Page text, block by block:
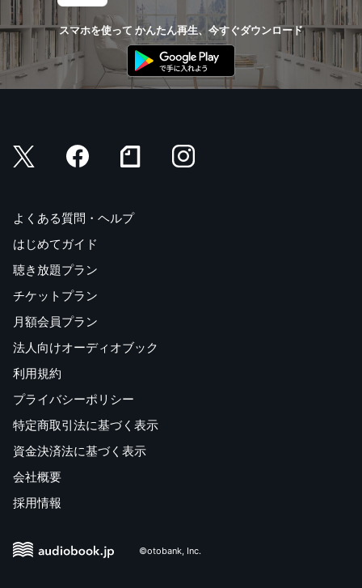
スマホを使って かんたん再生、今すぐダウンロード
よくある質問・ヘルプ
はじめてガイド
聴き放題プラン
チケットプラン
月額会員プラン
法人向けオーディオブック
利用規約
プライバシーポリシー
特定商取引法に基づく表示
資金決済法に基づく表示
会社概要
採用情報
©otobank, Inc.